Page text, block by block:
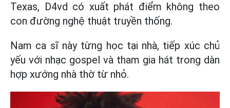
Texas, D4vd có xuất phát điểm không theo
con đường nghệ thuật truyền thống.
Nam ca sĩ này từng học tại nhà, tiếp xúc chủ
yếu với nhạc gospel và tham gia hát trong dàn
hợp xướng nhà thờ từ nhỏ.